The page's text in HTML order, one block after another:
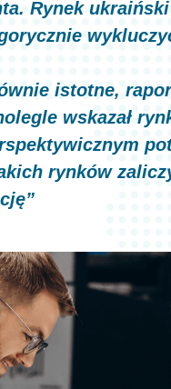
Rynek
istotne,
wskazał
rynków